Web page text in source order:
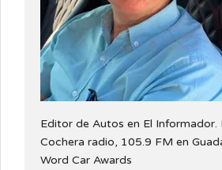
Editor de Autos en El Informador.
Cochera radio, 105.9 FM en
Word Car Awards